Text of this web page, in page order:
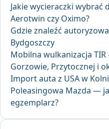
Jakie wycieraczki wybrać
Aerotwin czy Oximo?
Gdzie znaleźć
Bydgoszczy
Mobilna wulkanizacja
Gorzowie, Przytocznej i
Import auta z USA w
Poleasingowa Mazda —
egzemplarz?